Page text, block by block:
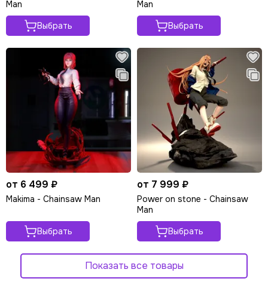
Man
Выбрать
Man
Выбрать
от 6 499 ₽
Makima - Chainsaw Man
Выбрать
от 7 999 ₽
Power on stone - Chainsaw
Man
Выбрать
Показать все товары